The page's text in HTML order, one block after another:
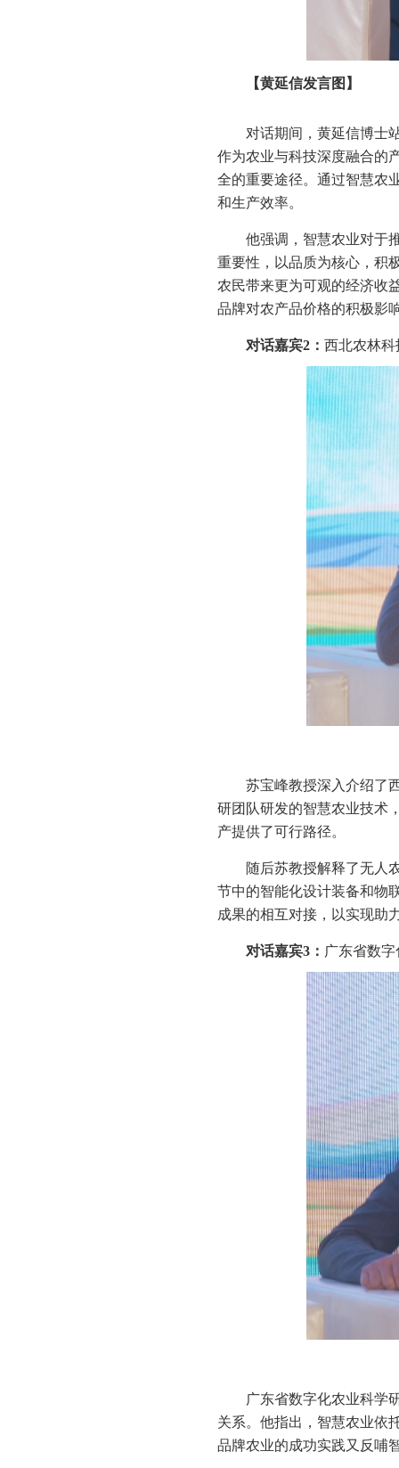
【黄延信发言图】
对话期间，黄延信博士
作为农业与科技深度融合的
全的重要途径。通过智慧农
和生产效率。
他强调，智慧农业对于
重要性，以品质为核心，积
农民带来更为可观的经济收
品牌对农产品价格的积极影
对话嘉宾2 ： 西北农林
苏宝峰教授深入介绍了
研团队研发的智慧农业技术
产提供了可行路径。
随后苏教授解释了无人
节中的智能化设计装备和物
成果的相互对接，以实现助
对话嘉宾3： 广东省数
广东省数字化农业科学
关系。他指出，智慧农业依
品牌农业的成功实践又反哺